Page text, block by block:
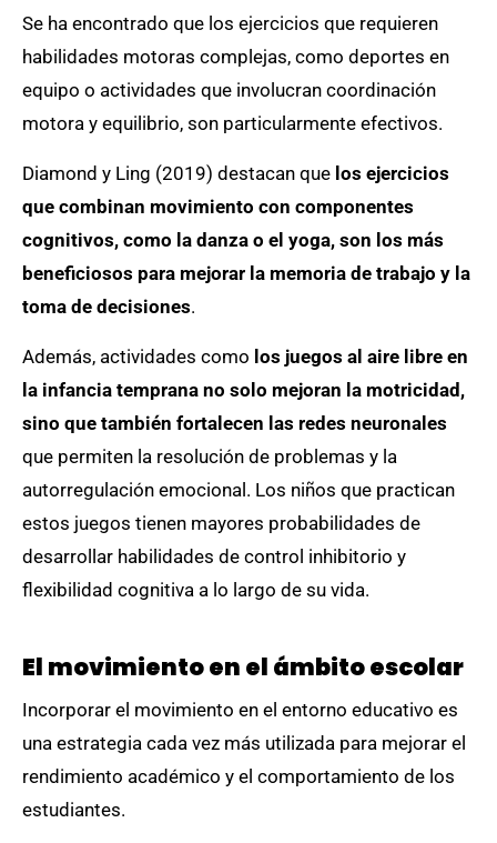
Se ha encontrado que los ejercicios que requieren
habilidades motoras complejas, como deportes en
equipo o actividades que involucran coordinación
motora y equilibrio, son particularmente efectivos.
Diamond y Ling (2019) destacan que los ejercicios
que combinan movimiento con componentes
cognitivos, como la danza o el yoga, son los más
beneficiosos para mejorar la memoria de trabajo y la
toma de decisiones.
Además, actividades como los juegos al aire libre en
la infancia temprana no solo mejoran la motricidad,
sino que también fortalecen las redes neuronales
que permiten la resolución de problemas y la
autorregulación emocional. Los niños que practican
estos juegos tienen mayores probabilidades de
desarrollar habilidades de control inhibitorio y
flexibilidad cognitiva a lo largo de su vida.
El movimiento en el ámbito escolar
Incorporar el movimiento en el entorno educativo es
una estrategia cada vez más utilizada para mejorar el
rendimiento académico y el comportamiento de los
estudiantes.